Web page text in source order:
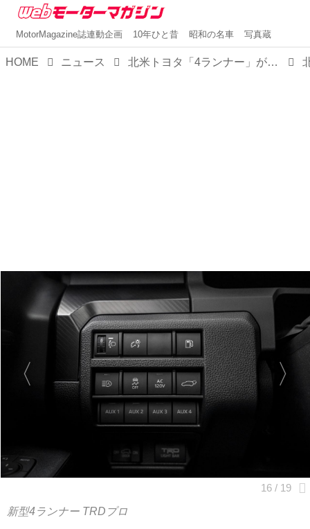
MotorMagazine誌連動企画 10年ひと昔 昭和の名車 写真蔵
HOME ニュース 北米トヨタ「4ランナー」が2025年初頭発売開始。「ハイラックスサーフ」の日本復活に期待
新型4ランナー TRDプロ